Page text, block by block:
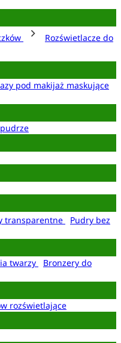
Rozświetlacze do
pod makijaż maskujące
pudrze
transparentne
Pudry bez
twarzy
Bronzery do
rozświetlające